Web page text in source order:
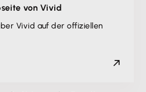
KG
& Co. KG
& Co. KG
KGaA
von Vivid
Vivid auf der offiziellen